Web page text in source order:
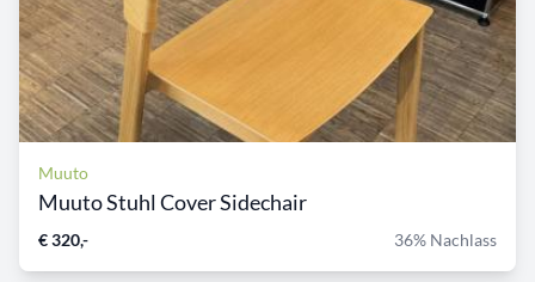
Muuto
Muuto Stuhl Cover Sidechair
€ 320,- 36% Nachlass